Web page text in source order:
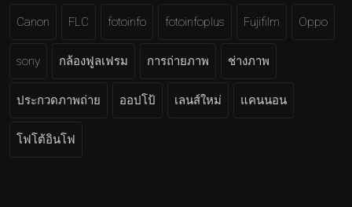
Canon FLC fotoinfo fotoinfoplus Fujifilm Oppo
sony กล้องฟูลเฟรม การถ่ายภาพ ช่างภาพ
ประกวดภาพถ่าย ออปโป้ เลนส์ใหม่ แคนนอน
โฟโต้อินโฟ